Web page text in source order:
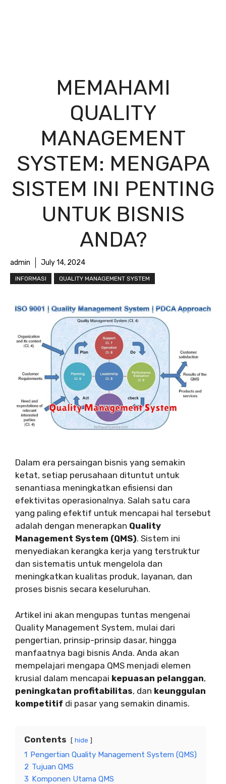
MEMAHAMI
QUALITY
MANAGEMENT
SYSTEM: MENGAPA
SISTEM INI PENTING
UNTUK BISNIS
ANDA?
admin July 14, 2024
INFORMASI QUALITY MANAGEMENT SYSTEM
Dalam era persaingan bisnis yang semakin
ketat, setiap perusahaan dituntut untuk
senantiasa meningkatkan efisiensi dan
efektivitas operasionalnya. Salah satu cara
yang paling efektif untuk mencapai hal tersebut
adalah dengan menerapkan Quality
Management System (QMS). Sistem ini
menyediakan kerangka kerja yang terstruktur
dan sistematis untuk mengelola dan
meningkatkan kualitas produk, layanan, dan
proses bisnis secara keseluruhan.
Artikel ini akan mengupas tuntas mengenai
Quality Management System, mulai dari
pengertian, prinsip-prinsip dasar, hingga
manfaatnya bagi bisnis Anda. Anda akan
mempelajari mengapa QMS menjadi elemen
krusial dalam mencapai kepuasan pelanggan,
peningkatan profitabilitas, dan keunggulan
kompetitif di pasar yang semakin dinamis.
Contents hide
1 Pengertian Quality Management System (QMS)
2 Tujuan QMS
3 Komponen Utama QMS